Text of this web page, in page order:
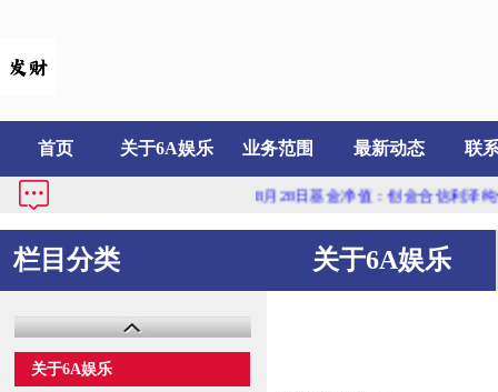
首页 关于6A娱乐 业务范围 最新动态 联
8月28日基金净值：创金合信利泽纯债
栏目分类
关于6A娱乐
关于6A娱乐